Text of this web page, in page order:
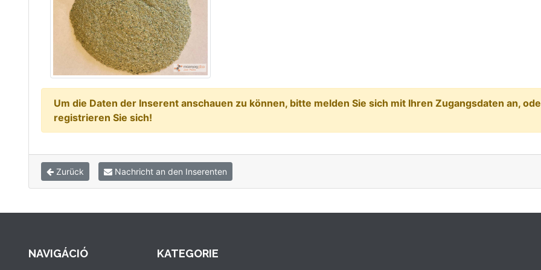
Um die Daten der Inserent anschauen zu können, bitte melden Sie sich mit Ihren Zugangsdaten an,
registrieren Sie sich!
Zurück Nachricht an den Inserenten
NAVIGÁCIÓ KATEGORIE